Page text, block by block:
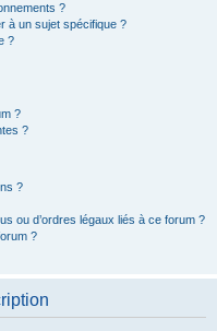
?
à un sujet spécifique ?
?
?
?
?
ou d’ordres légaux liés à ce forum ?
?